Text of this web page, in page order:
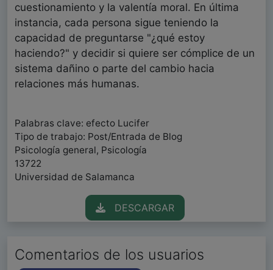
cuestionamiento y la valentía moral. En última
instancia, cada persona sigue teniendo la
capacidad de preguntarse "¿qué estoy
haciendo?" y decidir si quiere ser cómplice de un
sistema dañino o parte del cambio hacia
relaciones más humanas.
Palabras clave: efecto Lucifer
Tipo de trabajo: Post/Entrada de Blog
Psicología general, Psicología
13722
Universidad de Salamanca
DESCARGAR
Comentarios de los usuarios